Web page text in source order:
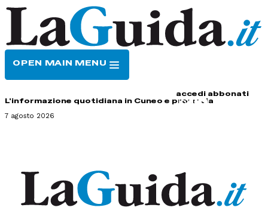
OPEN MAIN MENU
accedi abbonati
L'informazione quotidiana in Cuneo e provincia
7 agosto 2026